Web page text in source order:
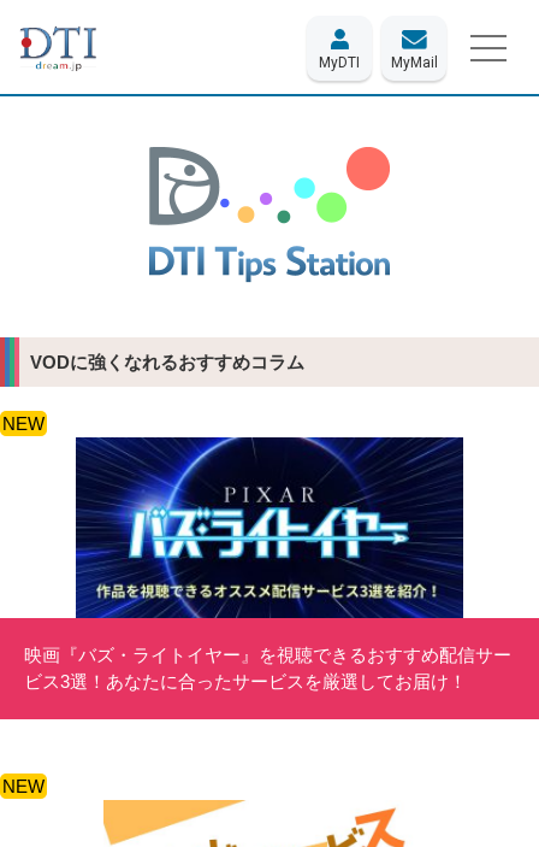
MyDTI MyMail
VODに強くなれるおすすめコラム
NEW
映画『バズ・ライトイヤー』を視聴できるおすすめ配信サー
ビス3選！あなたに合ったサービスを厳選してお届け！
NEW